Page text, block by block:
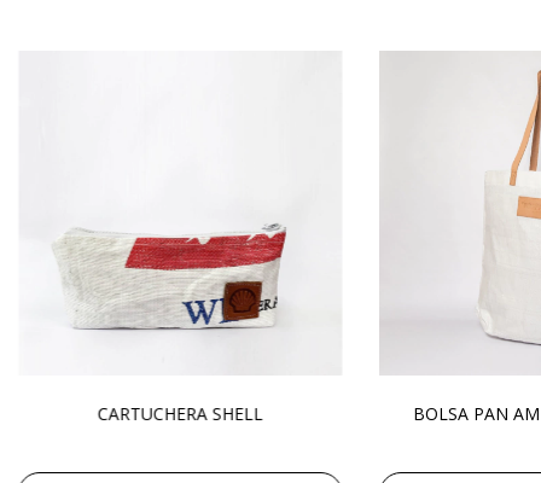
CARTUCHERA SHELL BOLSA PAN